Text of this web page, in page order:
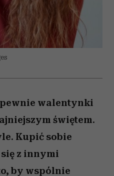
pewnie walentynki
świętem.
Kupić sobie
z innymi
by wspólnie